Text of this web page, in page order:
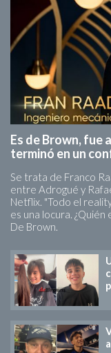
Es de Brown, fue
terminó en un
Se trata de Franco
entre Adrogué y
Netflix. "Todo el
es una locura. ¿Quién
De Brown.